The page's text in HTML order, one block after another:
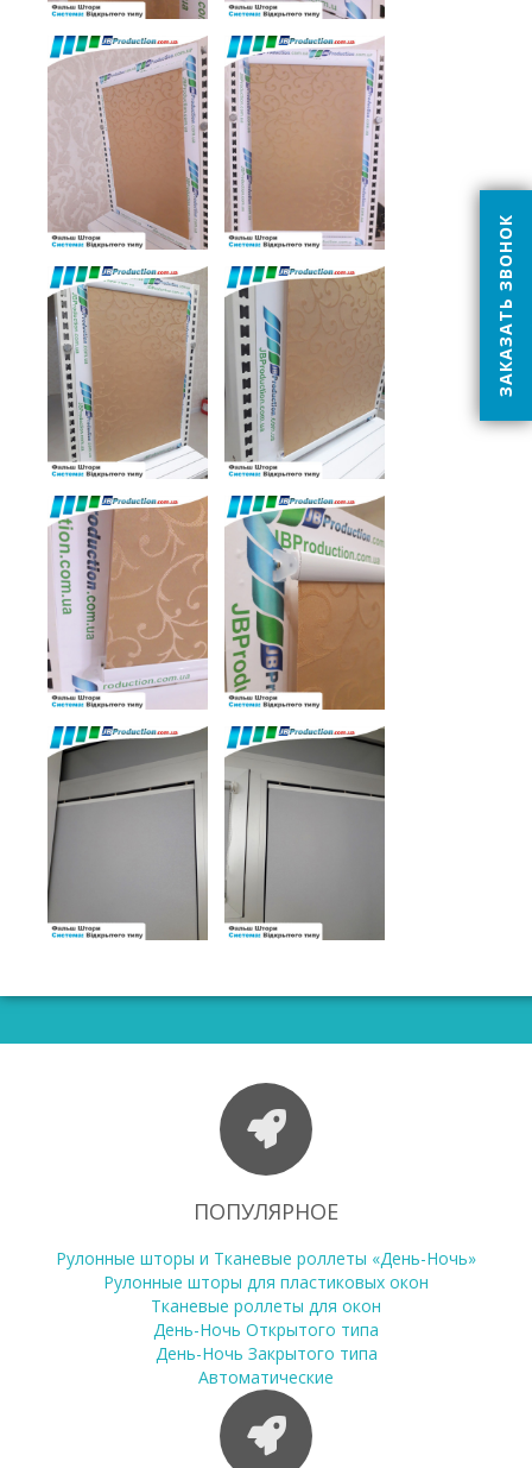
ЗАКАЗАТЬ ЗВОНОК
ПОПУЛЯРНОЕ
Рулонные шторы и Тканевые роллеты «День-Ночь»
Рулонные шторы для пластиковых окон
Тканевые роллеты для окон
День-Ночь Открытого типа
День-Ночь Закрытого типа
Автоматические